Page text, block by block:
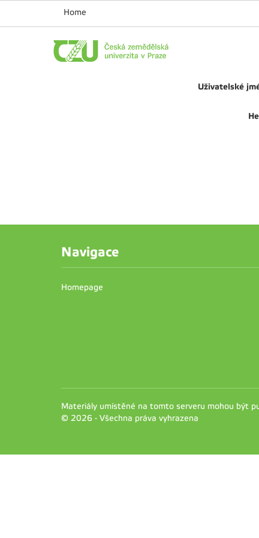
Home
Uživatelské
Navigace
Homepage
Materiály umístěné na tomto serveru mohou být
© 2026 - Všechna práva vyhrazena